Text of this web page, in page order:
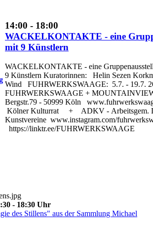
14:00 - 18:00
WACKELKONTAKTE - eine
mit 9 Künstlern
WACKELKONTAKTE - eine
9 Künstlern Kuratorinnen: Helin Sezen
Wind FUHRWERKSWAAGE: 5.7. - 19.7.
FUHRWERKSWAAGE +
Bergstr.79 - 50999 Köln
Kölner Kulturrat + ADKV - Arbeitsgem.
Kunstvereine www.instagram.com/
https://linktr.ee/FUHRWERKSWAAGE
- 18:30 Uhr
des Stillens" aus der Sammlung Michael